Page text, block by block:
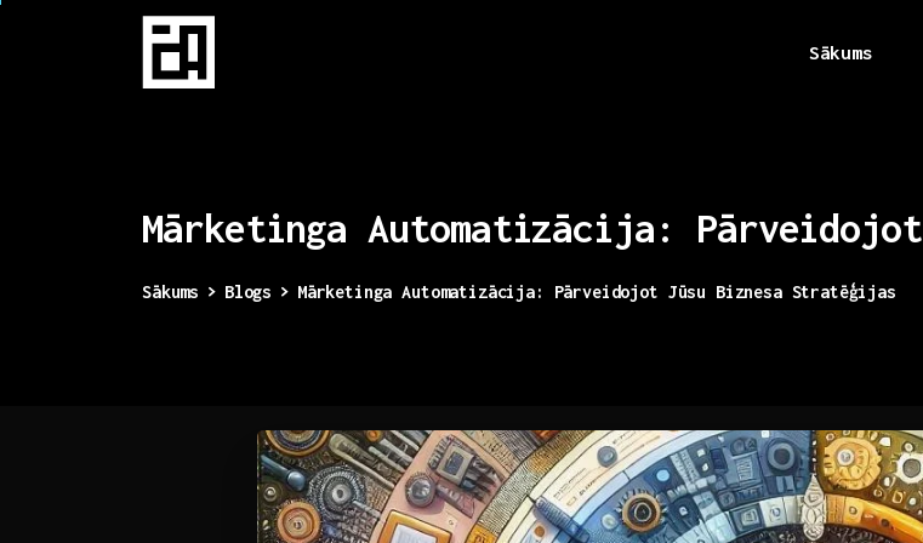
Sākums
Mārketinga Automatizācija: Pārveidojot
Sākums Blogs Mārketinga Automatizācija: Pārveidojot Jūsu Biznesa Stratēģijas